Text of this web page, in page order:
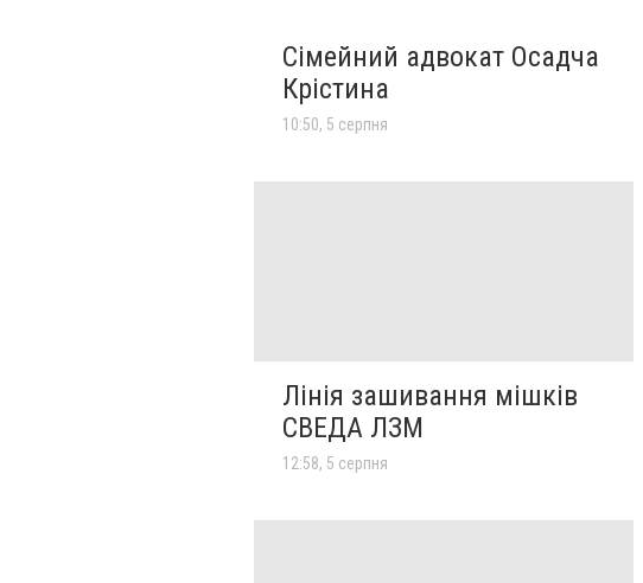
Сімейний адвокат Осадча
Крістина
10:50, 5 серпня
Лінія зашивання мішків
СВЕДА ЛЗМ
12:58, 5 серпня